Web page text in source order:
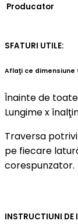
Producator
SFATURI UTILE:
Aflaţi ce
Înainte de
Lungime x
Traversa
pe fiecare
corespunzator.
INSTRUCTIUNI DE